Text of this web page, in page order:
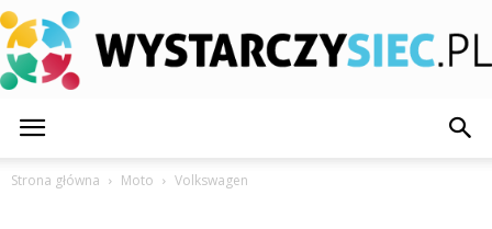
Strona główna Moto Volkswagen